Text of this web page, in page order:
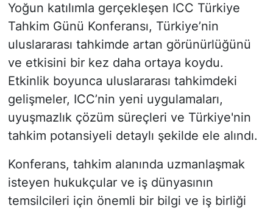
Yoğun katılımla gerçekleşen ICC Türkiye
Tahkim Günü Konferansı, Türkiye’nin
uluslararası tahkimde artan görünürlüğünü
ve etkisini bir kez daha ortaya koydu.
Etkinlik boyunca uluslararası tahkimdeki
gelişmeler, ICC’nin yeni uygulamaları,
uyuşmazlık çözüm süreçleri ve Türkiye'nin
tahkim potansiyeli detaylı şekilde ele alındı.
Konferans, tahkim alanında uzmanlaşmak
isteyen hukukçular ve iş dünyasının
temsilcileri için önemli bir bilgi ve iş birliği